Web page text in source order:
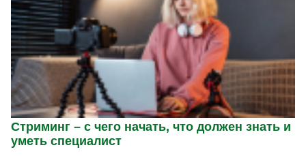
Стриминг – с чего начать, что должен знать и
уметь специалист